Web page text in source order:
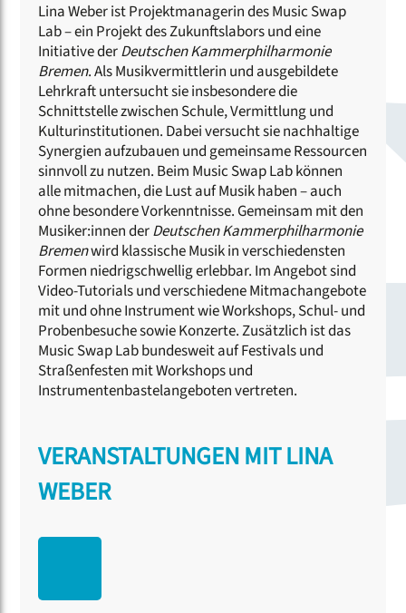
Lina Weber ist Projektmanagerin des Music Swap
Lab – ein Projekt des Zukunftslabors und eine
Initiative derDeutschen Kammerphilharmonie
Bremen. Als Musikvermittlerin und ausgebildete
Lehrkraft untersucht sie insbesondere die
Schnittstelle zwischen Schule, Vermittlung und
Kulturinstitutionen. Dabei versucht sie nachhaltige
Synergien aufzubauen und gemeinsame Ressourcen
sinnvoll zu nutzen. Beim Music Swap Lab können
alle mitmachen, die Lust auf Musik haben – auch
ohne besondere Vorkenntnisse. Gemeinsam mit den
Musiker:innen derDeutschen Kammerphilharmonie
Bremenwird klassische Musik in verschiedensten
Formen niedrigschwellig erlebbar. Im Angebot sind
Video-Tutorials und verschiedene Mitmachangebote
mit und ohne Instrument wie Workshops, Schul- und
Probenbesuche sowie Konzerte. Zusätzlich ist das
Music Swap Lab bundesweit auf Festivals und
Straßenfesten mit Workshops und
Instrumentenbastelangeboten vertreten.
VERANSTALTUNGEN MIT LINA
WEBER